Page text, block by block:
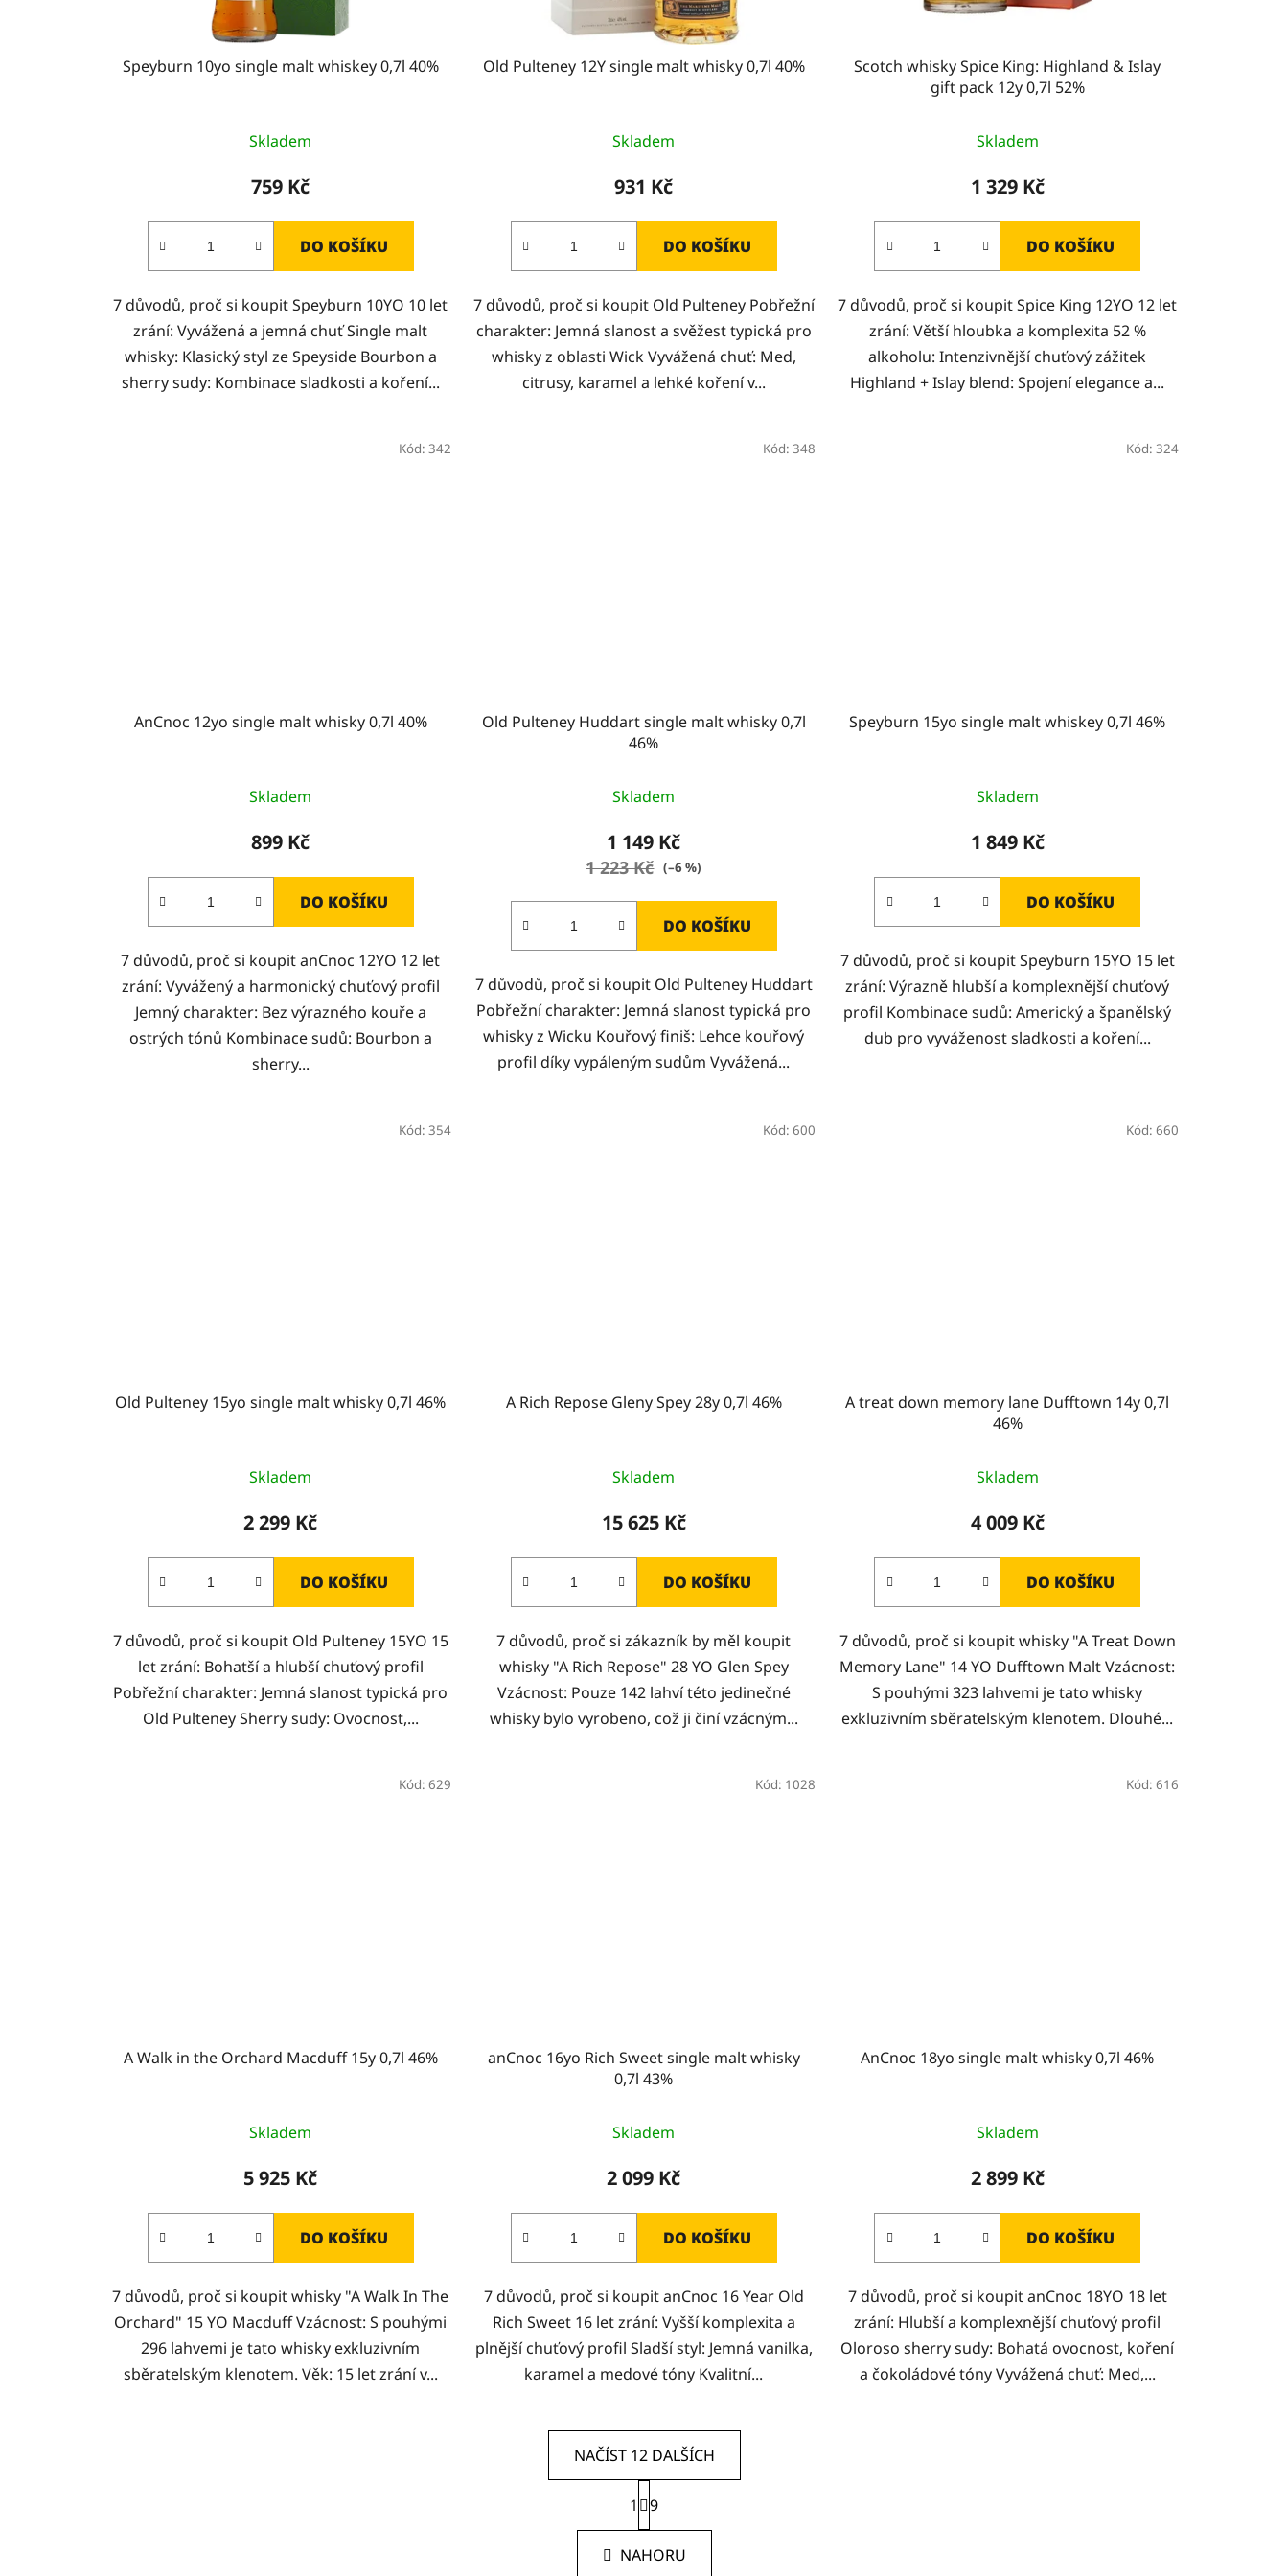
Speyburn 10yo single malt whiskey 0,7l 40%
Skladem
759 Kč
DO KOŠÍKU
7 důvodů, proč si koupit Speyburn 10YO 10 let
zrání: Vyvážená a jemná chuť Single malt
whisky: Klasický styl ze Speyside Bourbon a
sherry sudy: Kombinace sladkosti a koření...
Old Pulteney 12Y single malt whisky 0,7l 40%
Skladem
931 Kč
DO KOŠÍKU
7 důvodů, proč si koupit Old Pulteney Pobřežní
charakter: Jemná slanost a svěžest typická pro
whisky z oblasti Wick Vyvážená chuť: Med,
citrusy, karamel a lehké koření v...
Scotch whisky Spice King: Highland & Islay
gift pack 12y 0,7l 52%
Skladem
1 329 Kč
DO KOŠÍKU
7 důvodů, proč si koupit Spice King 12YO 12 let
zrání: Větší hloubka a komplexita 52 %
alkoholu: Intenzivnější chuťový zážitek
Highland + Islay blend: Spojení elegance a...
AnCnoc 12yo single malt whisky 0,7l 40%
Skladem
899 Kč
DO KOŠÍKU
7 důvodů, proč si koupit anCnoc 12YO 12 let
zrání: Vyvážený a harmonický chuťový profil
Jemný charakter: Bez výrazného kouře a
ostrých tónů Kombinace sudů: Bourbon a
sherry...
Kód:342
Old Pulteney Huddart single malt whisky 0,7l
46%
Skladem
1 149 Kč
1 223 Kč (–6 %)
DO KOŠÍKU
7 důvodů, proč si koupit Old Pulteney Huddart
Pobřežní charakter: Jemná slanost typická pro
whisky z Wicku Kouřový finiš: Lehce kouřový
profil díky vypáleným sudům Vyvážená...
Kód: 348
Speyburn 15yo single malt whiskey 0,7l 46%
Skladem
1 849 Kč
DO KOŠÍKU
7 důvodů, proč si koupit Speyburn 15YO 15 let
zrání: Výrazně hlubší a komplexnější chuťový
profil Kombinace sudů: Americký a španělský
dub pro vyváženost sladkosti a koření...
Kód: 324
Old Pulteney 15yo single malt whisky 0,7l 46%
Skladem
2 299 Kč
DO KOŠÍKU
7 důvodů, proč si koupit Old Pulteney 15YO 15
let zrání: Bohatší a hlubší chuťový profil
Pobřežní charakter: Jemná slanost typická pro
Old Pulteney Sherry sudy: Ovocnost,...
Kód:354
A Rich Repose Gleny Spey 28y 0,7l 46%
Skladem
15 625 Kč
DO KOŠÍKU
7 důvodů, proč si zákazník by měl koupit
whisky "A Rich Repose" 28 YO Glen Spey
Vzácnost: Pouze 142 lahví této jedinečné
whisky bylo vyrobeno, což ji činí vzácným...
Kód: 600
A treat down memory lane Dufftown 14y 0,7l
46%
Skladem
4 009 Kč
DO KOŠÍKU
7 důvodů, proč si koupit whisky "A Treat Down
Memory Lane" 14 YO Dufftown Malt Vzácnost:
S pouhými 323 lahvemi je tato whisky
exkluzivním sběratelským klenotem. Dlouhé...
Kód: 660
A Walk in the Orchard Macduff 15y 0,7l 46%
Skladem
5 925 Kč
DO KOŠÍKU
7 důvodů, proč si koupit whisky "A Walk In The
Orchard" 15 YO Macduff Vzácnost: S pouhými
296 lahvemi je tato whisky exkluzivním
sběratelským klenotem. Věk: 15 let zrání v...
Kód:629
anCnoc 16yo Rich Sweet single malt whisky
0,7l 43%
Skladem
2 099 Kč
DO KOŠÍKU
7 důvodů, proč si koupit anCnoc 16 Year Old
Rich Sweet 16 let zrání: Vyšší komplexita a
plnější chuťový profil Sladší styl: Jemná vanilka,
karamel a medové tóny Kvalitní...
Kód: 1028
AnCnoc 18yo single malt whisky 0,7l 46%
Skladem
2 899 Kč
DO KOŠÍKU
7 důvodů, proč si koupit anCnoc 18YO 18 let
zrání: Hlubší a komplexnější chuťový profil
Oloroso sherry sudy: Bohatá ovocnost, koření
a čokoládové tóny Vyvážená chuť: Med,...
Kód: 616
O
v
l
NAČÍST 12 DALŠÍCH
S
t
r
n
1 9
NAHORU